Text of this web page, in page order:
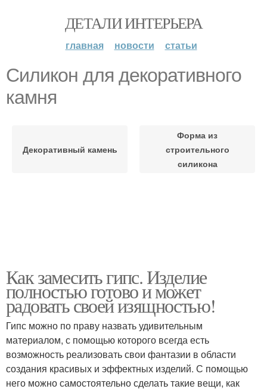
ДЕТАЛИ ИНТЕРЬЕРА
главная новости статьи
Силикон для декоративного
камня
Декоративный камень
Форма из
строительного
силикона
Как замесить гипс. Изделие
полностью готово и может
радовать своей изящностью!
Гипс можно по праву назвать удивительным
материалом, с помощью которого всегда есть
возможность реализовать свои фантазии в области
создания красивых и эффектных изделий. С помощью
него можно самостоятельно сделать такие вещи, как